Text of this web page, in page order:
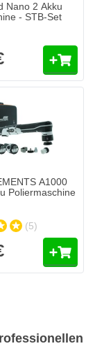
Nano 2 Akku
- STB-Set
A1000
Poliermaschine
(5)